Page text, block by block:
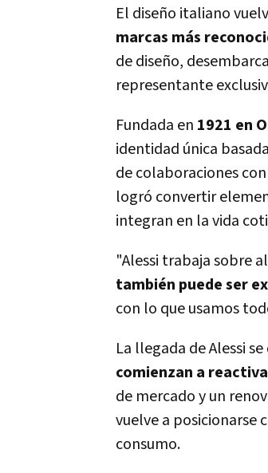
El diseño italiano
marcas más
de diseño,
representante
Fundada en 1921 en
identidad única
de colaboraciones
logró convertir
integran en la vida
"Alessi trabaja sobre
también puede ser
con lo que usamos
La llegada de Alessi
comienzan a
de mercado y un
vuelve a
consumo.